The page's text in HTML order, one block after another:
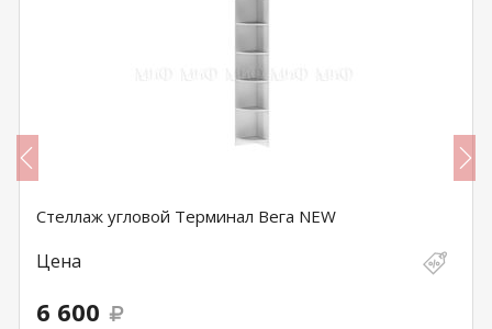
Стеллаж угловой Терминал Вега NEW
Цена
6 600